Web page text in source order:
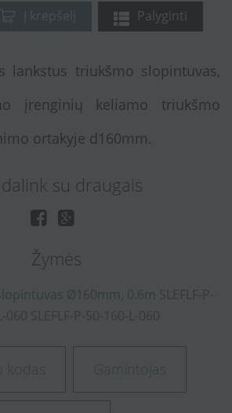
Į krepšelį Palyginti
lankstus triukšmo slopintuvas,
įrenginių keliamo triukšmo
ortakyje d160mm.
su draugais
Žymės
Ø160mm, 0.6m SLEFLF-P-
060 SLEFLF-P-50-160-L-060
kodas Gamintojas